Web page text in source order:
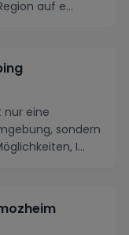
auf e...
nur eine
sondern
I...